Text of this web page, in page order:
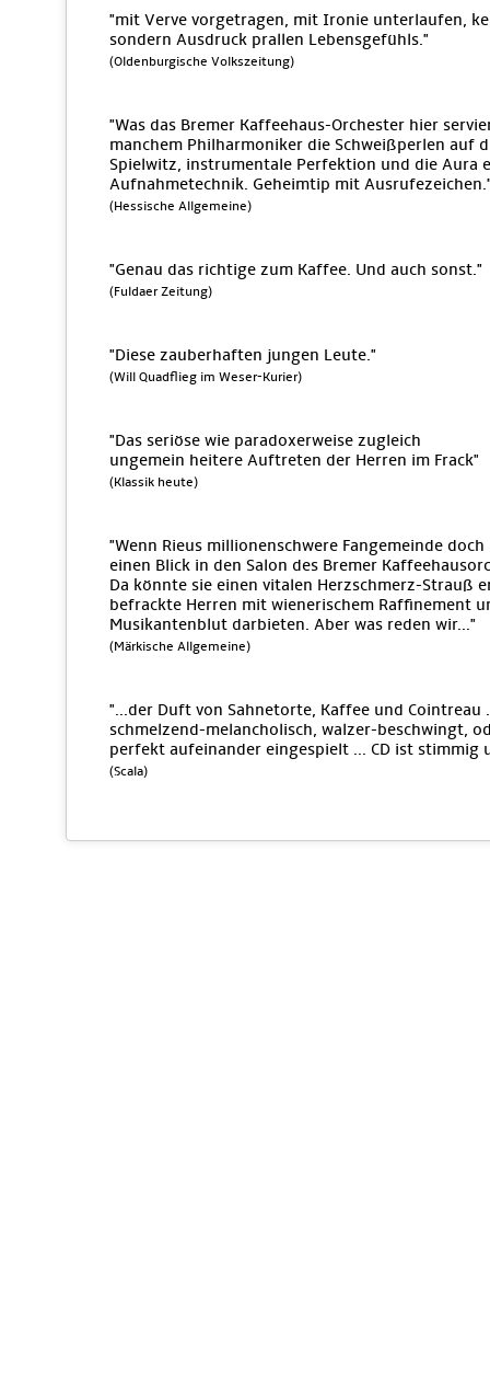
"mit Verve vorgetragen, mit Ironie unterlaufen,
sondern Ausdruck prallen Lebensgefühls."
(Oldenburgische Volkszeitung)
"Was das Bremer Kaffeehaus-Orchester hier
manchem Philharmoniker die Schweißperlen auf
Spielwitz, instrumentale Perfektion und die Aura
Aufnahmetechnik. Geheimtip mit
(Hessische Allgemeine)
"Genau das richtige zum Kaffee. Und auch sonst."
(Fuldaer Zeitung)
"Diese zauberhaften jungen Leute."
(Will Quadflieg im Weser-Kurier)
"Das seriöse wie paradoxerweise zugleich
ungemein heitere Auftreten der Herren im Frack"
(Klassik heute)
"Wenn Rieus millionenschwere Fangemeinde
einen Blick in den Salon des Bremer
Da könnte sie einen vitalen Herzschmerz-Strauß
befrackte Herren mit wienerischem Raffinement
Musikantenblut darbieten. Aber was reden wir..."
(Märkische Allgemeine)
"...der Duft von Sahnetorte, Kaffee und Cointreau
schmelzend-melancholisch, walzer-beschwingt,
perfekt aufeinander eingespielt ... CD ist stimmig
(Scala)